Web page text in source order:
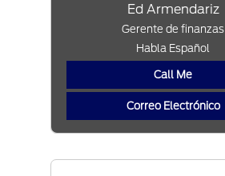
Ed Armendariz
Gerente de finanzas
Habla Español
Call Me
Correo Electrónico